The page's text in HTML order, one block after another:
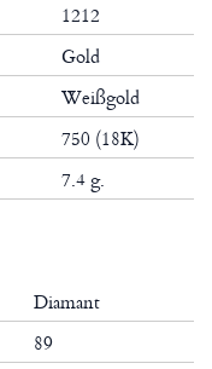
1212
Gold
Weißgold
750 (18K)
7.4 g.
Diamant
89